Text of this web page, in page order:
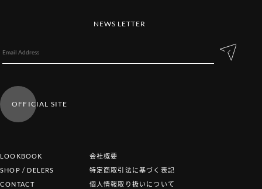
NEWS LETTER
OFFICIAL SITE
LOOKBOOK
SHOP / DELERS
CONTACT
会社概要
特定商取引法に基づく表記
個人情報取り扱いについて